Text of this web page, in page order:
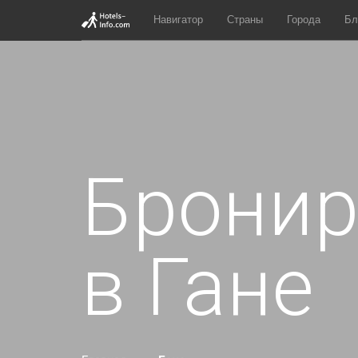
Навигатор Страны Города
в Гане